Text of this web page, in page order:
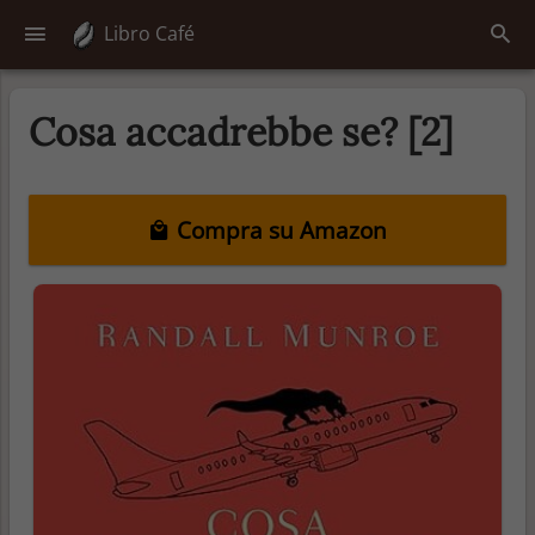
Libro Café
Cosa accadrebbe se? [2]
Compra su Amazon